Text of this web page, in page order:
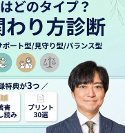
ールマガジン
Rights Reserved.